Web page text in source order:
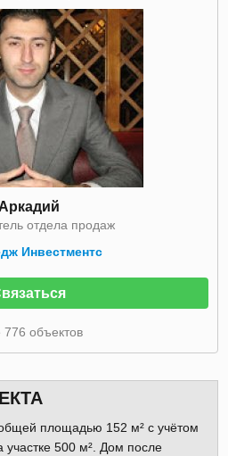
Аркадий
отдела продаж
Инвестментс
объектов
площадью 152 м² с учётом
500 м². Дом после